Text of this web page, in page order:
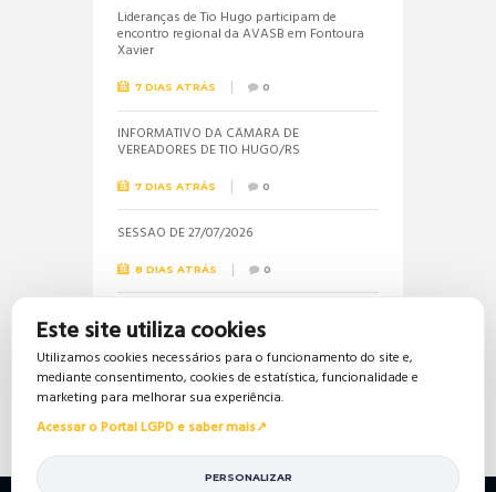
Lideranças de Tio Hugo participam de
encontro regional da AVASB em Fontoura
Xavier
7 DIAS ATRÁS 0
INFORMATIVO DA CÂMARA DE
VEREADORES DE TIO HUGO/RS
7 DIAS ATRÁS 0
SESSÃO DE 27/07/2026
8 DIAS ATRÁS 0
Informações sobre a realização do próximo
concurso público são solicitadas pela
vereadora Jéssica
16 DIAS ATRÁS 0
Este site utiliza cookies
Utilizamos cookies necessários para o funcionamento do site e,
mediante consentimento, cookies de estatística, funcionalidade e
marketing para melhorar sua experiência.
Acessar o Portal LGPD e saber mais
PERSONALIZAR